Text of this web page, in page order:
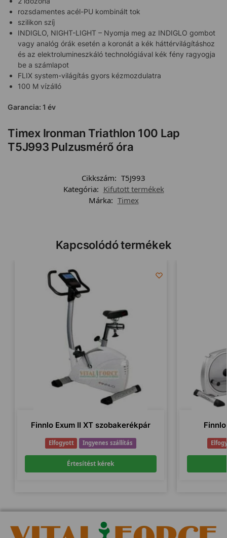
rozsdamentes acél-PU kombinált tok
szilikon szíj
INDIGLO, NIGHT-LIGHT – Nyomja meg az INDIGLO gombot
vagy analóg órák esetén a koronát a kék háttérvilágításhoz
és az elektrolumineszkáló technológiával kék fény ragyogja
be a számlapot
FLIX system-világítás gyors kézmozdulatra
100 M vízálló
Garancia: 1 év
Timex Ironman Triathlon 100 Lap
T5J993 Pulzusmérő óra
Cikkszám: T5J993
Kategória: Kifutott termékek
Márka: Timex
Kapcsolódó termékek
Finnlo Exum II XT szobakerékpár
Elfogyott Ingyenes szállítás
Értesítést kérek